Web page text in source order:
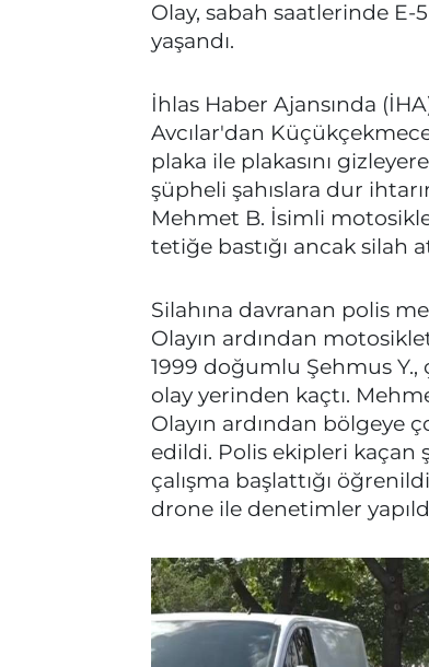
Olay, sabah saatlerinde E-5
yaşandı.
İhlas Haber Ajansında
Avcılar'dan
plaka ile plakasını
şüpheli şahıslara dur
Mehmet B. İsimli
tetiğe bastığı ancak silah
Silahına davranan polis
Olayın ardından
1999 doğumlu Şehmus Y.,
olay yerinden kaçtı.
Olayın ardından bölgeye
edildi. Polis ekipleri kaçan
çalışma başlattığı
drone ile denetimler